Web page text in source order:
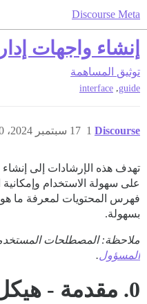
Discourse Meta
إنشاء واجهات
توثيق المساهمة
guide
,
interface
Discourse 17 سبتمبر 2024، 5:50ص 1
تهدف هذه الإرشادات إلى إنشاء
على سهولة الاستخدام
فهرس المحتويات لمعرفة ما
بسهولة.
ملاحظة: المصطلحات
المسؤول.
0. مقدمة -